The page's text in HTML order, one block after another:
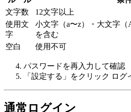
文字数
12文字以上
使用文
字
小文字（a〜z）・大文字（
を含む
空白
使用不可
パスワードを再入力して確認
「設定する」をクリック ログ
通常ログイン